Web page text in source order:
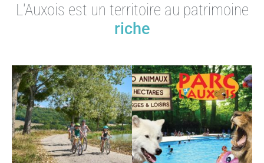
L'Auxois est un territoire au patrimoine
riche
varié